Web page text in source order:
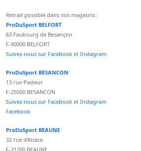
Retrait possible dans nos magasins :
ProDuSport BELFORT
63 Faubourg de Besançon
F-90000 BELFORT
Suivez-nous sur Facebook et Instagram
ProDuSport BESANCON
13 rue Pasteur
F-25000 BESANCON
Suivez-nous sur Facebook et Instagram
Facebook
ProDuSport BEAUNE
32 rue d'Alsace
F-21200 BEAUNE